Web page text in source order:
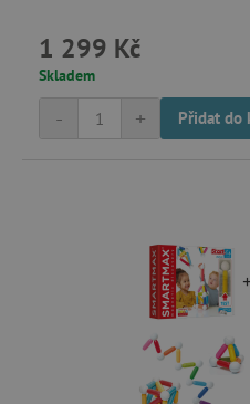
1 299 Kč
Skladem
+
- Přidat do